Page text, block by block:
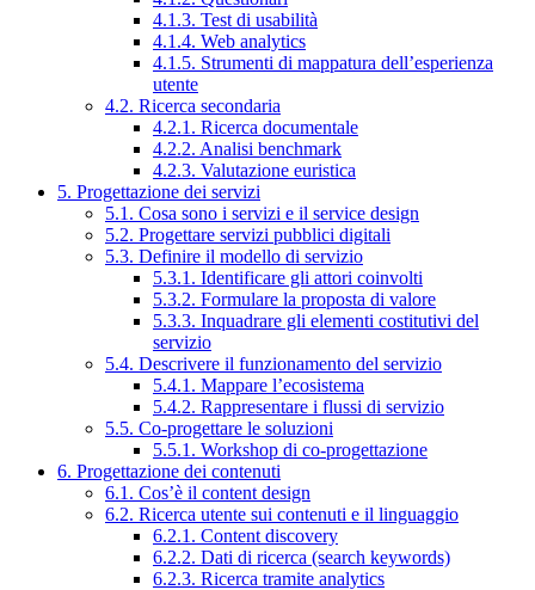
4.1.3. Test di usabilità
4.1.4. Web analytics
4.1.5. Strumenti di mappatura dell’esperienza
utente
4.2. Ricerca secondaria
4.2.1. Ricerca documentale
4.2.2. Analisi benchmark
4.2.3. Valutazione euristica
5. Progettazione dei servizi
5.1. Cosa sono i servizi e il service design
5.2. Progettare servizi pubblici digitali
5.3. Definire il modello di servizio
5.3.1. Identificare gli attori coinvolti
5.3.2. Formulare la proposta di valore
5.3.3. Inquadrare gli elementi costitutivi del
servizio
5.4. Descrivere il funzionamento del servizio
5.4.1. Mappare l’ecosistema
5.4.2. Rappresentare i flussi di servizio
5.5. Co-progettare le soluzioni
5.5.1. Workshop di co-progettazione
6. Progettazione dei contenuti
6.1. Cos’è il content design
6.2. Ricerca utente sui contenuti e il linguaggio
6.2.1. Content discovery
6.2.2. Dati di ricerca (search keywords)
6.2.3. Ricerca tramite analytics